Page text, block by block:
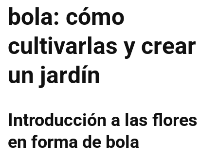
bola: cómo
cultivarlas y crear
un jardín
Introducción a las flores
en forma de bola